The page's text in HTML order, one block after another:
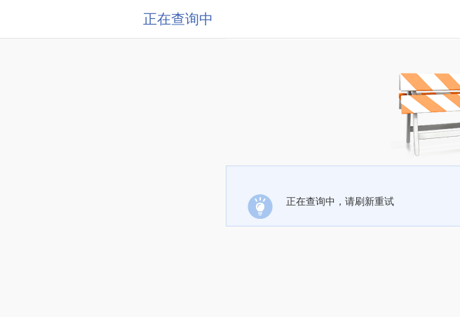
正在查询中
正在查询中，请刷新重试